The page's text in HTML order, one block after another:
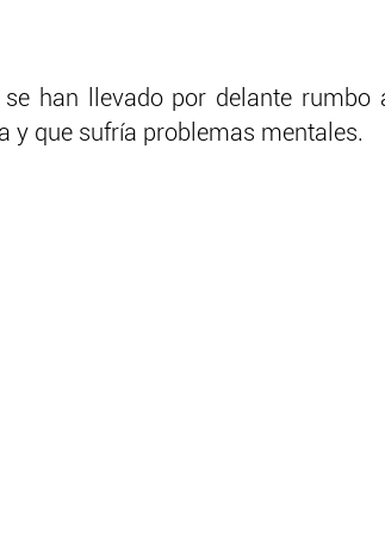
han llevado por delante rumbo
y que sufría problemas mentales.